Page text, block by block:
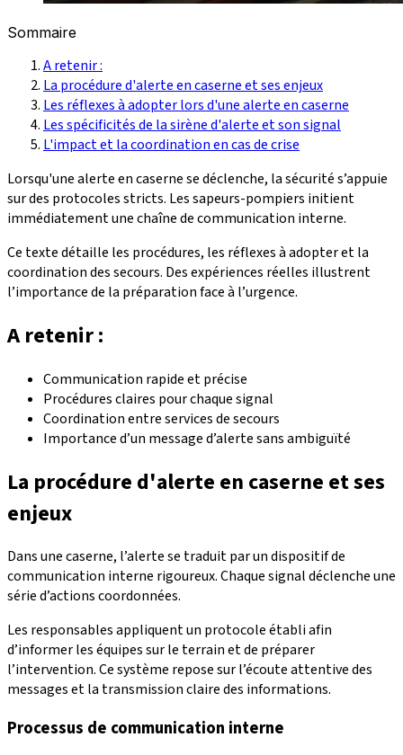
Sommaire
A retenir :
La procédure d'alerte en caserne et ses enjeux
Les réflexes à adopter lors d'une alerte en caserne
Les spécificités de la sirène d'alerte et son signal
L'impact et la coordination en cas de crise
Lorsqu'une alerte en caserne se déclenche, la sécurité s’appuie
sur des protocoles stricts. Les sapeurs-pompiers initient
immédiatement une chaîne de communication interne.
Ce texte détaille les procédures, les réflexes à adopter et la
coordination des secours. Des expériences réelles illustrent
l’importance de la préparation face à l’urgence.
A retenir :
Communication rapide et précise
Procédures claires pour chaque signal
Coordination entre services de secours
Importance d’un message d’alerte sans ambiguïté
La procédure d'alerte en caserne et ses
enjeux
Dans une caserne, l’alerte se traduit par un dispositif de
communication interne rigoureux. Chaque signal déclenche une
série d’actions coordonnées.
Les responsables appliquent un protocole établi afin
d’informer les équipes sur le terrain et de préparer
l’intervention. Ce système repose sur l’écoute attentive des
messages et la transmission claire des informations.
Processus de communication interne